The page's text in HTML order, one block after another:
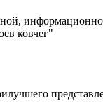
ковчег"